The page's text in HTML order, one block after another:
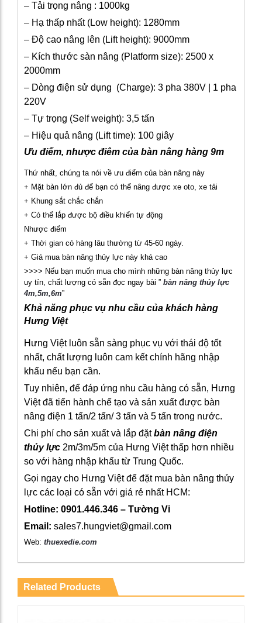
– Tải trọng nâng : 1000kg
– Hạ thấp nhất (Low height): 1280mm
– Độ cao nâng lên (Lift height): 9000mm
– Kích thước sàn nâng (Platform size): 2500 x
2000mm
– Dòng điện sử dụng (Charge): 3 pha 380V | 1 pha
220V
– Tự trọng (Self weight): 3,5 tấn
– Hiệu quả nâng (Lift time): 100 giây
Ưu điểm, nhược điêm của bàn nâng hàng 9m
Thứ nhất, chúng ta nói về ưu điểm của bàn nâng này
+ Mặt bàn lớn đủ để bạn có thể nâng được xe oto, xe tải
+ Khung sắt chắc chắn
+ Có thể lắp được bộ điều khiển tự động
Nhược điểm
+ Thời gian có hàng lâu thường từ 45-60 ngày.
+ Giá mua bàn nâng thủy lực này khá cao
>>>> Nếu bạn muốn mua cho mình những bàn nâng thủy lực
uy tín, chất lượng có sẵn đọc ngay bài ” bàn nâng thủy lực
4m,5m,6m”
Khả năng phục vụ nhu cầu của khách hàng
Hưng Việt
Hưng Việt luôn sẵn sàng phục vụ với thái độ tốt
nhất, chất lượng luôn cam kết chính hãng nhập
khẩu nếu bạn cần.
Tuy nhiên, để đáp ứng nhu cầu hàng có sẵn, Hưng
Việt đã tiến hành chế tạo và sản xuất được bàn
nâng điện 1 tấn/2 tấn/ 3 tấn và 5 tấn trong nước.
Chi phí cho sản xuất và lắp đặtbàn nâng điện
thủy lực 2m/3m/5m của Hưng Việt thấp hơn nhiều
so với hàng nhập khẩu từ Trung Quốc.
Gọi ngay cho Hưng Việt để đặt mua bàn nâng thủy
lực các loại có sẵn với giá rẻ nhất HCM:
Hotline: 0901.446.346 – Tường Vi
Email: sales7.hungviet@gmail.com
Web: thuexedie.com
Related Products